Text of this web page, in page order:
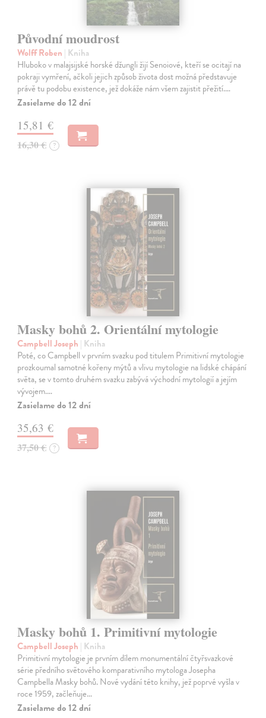
Původní moudrost
Wolff Roben | Kniha
Hluboko v malajsijské horské džungli žijí Senoiové, kteří se ocitají na
pokraji vymření, ačkoli jejich způsob života dost možná představuje
právě tu podobu existence, jež dokáže nám všem zajistit přežití.…
Zasielame do 12 dní
15,81 €
16,30 € ?
Masky bohů 2. Orientální mytologie
Campbell Joseph | Kniha
Poté, co Campbell v prvním svazku pod titulem Primitivní mytologie
prozkoumal samotné kořeny mýtů a vlivu mytologie na lidské chápání
světa, se v tomto druhém svazku zabývá východní mytologií a jejím
vývojem.…
Zasielame do 12 dní
35,63 €
37,50 € ?
Masky bohů 1. Primitivní mytologie
Campbell Joseph | Kniha
Primitivní mytologie je prvním dílem monumentální čtyřsvazkové
série předního světového komparativního mytologa Josepha
Campbella Masky bohů. Nové vydání této knihy, jež poprvé vyšla v
roce 1959, začleňuje…
Zasielame do 12 dní